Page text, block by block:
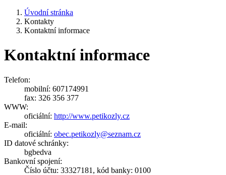
Úvodní stránka
Kontakty
Kontaktní informace
Kontaktní informace
Telefon:
mobilní: 607174991
fax: 326 356 377
WWW:
oficiální: http://www.petikozly.cz
E-mail:
oficiální: obec.petikozly@seznam.cz
ID datové schránky:
bgbedva
Bankovní spojení:
Číslo účtu: 33327181, kód banky: 0100